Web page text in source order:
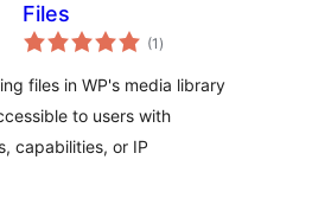
Files
(1 toplam
puan
)
files in WP's media library
to users with
capabilities, or IP